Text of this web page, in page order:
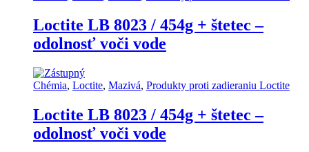
Loctite LB 8023 / 454g + štetec –
odolnosť voči vode
Chémia, Loctite, Mazivá, Produkty proti zadieraniu Loctite
Loctite LB 8023 / 454g + štetec –
odolnosť voči vode